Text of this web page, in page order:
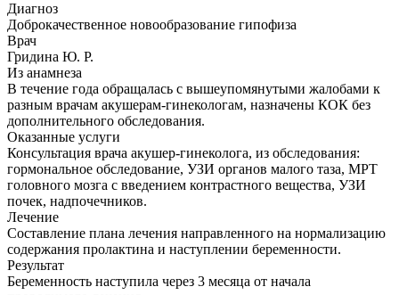
Диагноз
Доброкачественное новообразование гипофиза
Врач
Гридина Ю. Р.
Из анамнеза
В течение года обращалась с вышеупомянутыми жалобами к
разным врачам акушерам-гинекологам, назначены КОК без
дополнительного обследования.
Оказанные услуги
Консультация врача акушер-гинеколога, из обследования:
гормональное обследование, УЗИ органов малого таза, МРТ
головного мозга с введением контрастного вещества, УЗИ
почек, надпочечников.
Лечение
Составление плана лечения направленного на нормализацию
содержания пролактина и наступлении беременности.
Результат
Беременность наступила через 3 месяца от начала